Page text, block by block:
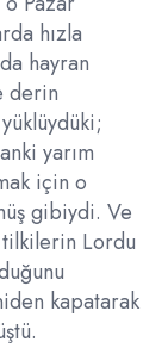
hızla
hayran
derin
yarım
için o
gibiydi. Ve
Lordu
kapatarak